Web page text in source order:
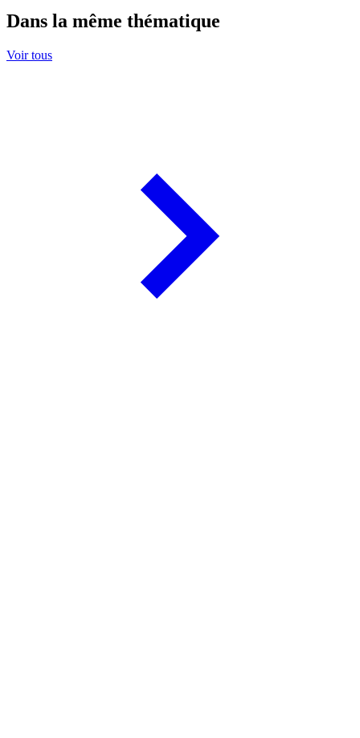
Dans la même thématique
Voir tous